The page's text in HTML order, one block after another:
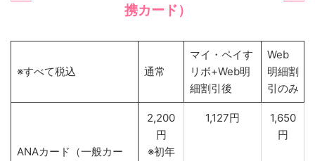
携カード）
※すべて税込 通常
マイ・ペイす
リボ+Web明
細割引後
Web
明細割
引のみ
ANAカード（一般カー
2,200
円
※初年
1,127円
1,650
円